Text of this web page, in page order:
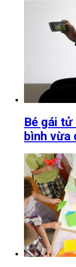
Bé gái
bình vừa